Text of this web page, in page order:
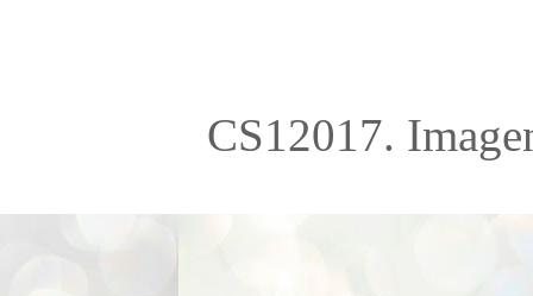
CS12017.